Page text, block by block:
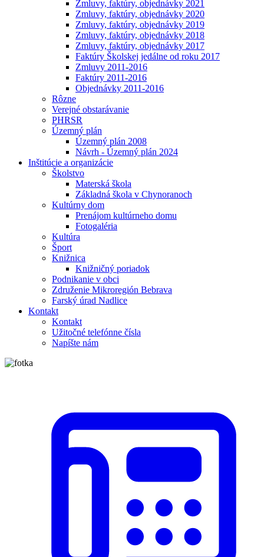
Zmluvy, faktúry, objednávky 2021
Zmluvy, faktúry, objednávky 2020
Zmluvy, faktúry, objednávky 2019
Zmluvy, faktúry, objednávky 2018
Zmluvy, faktúry, objednávky 2017
Faktúry Školskej jedálne od roku 2017
Zmluvy 2011-2016
Faktúry 2011-2016
Objednávky 2011-2016
Rôzne
Verejné obstarávanie
PHRSR
Územný plán
Územný plán 2008
Návrh - Územný plán 2024
Inštitúcie a organizácie
Školstvo
Materská škola
Základná škola v Chynoranoch
Kultúrny dom
Prenájom kultúrneho domu
Fotogaléria
Kultúra
Šport
Knižnica
Knižničný poriadok
Podnikanie v obci
Združenie Mikroregión Bebrava
Farský úrad Nadlice
Kontakt
Kontakt
Užitočné telefónne čísla
Napíšte nám